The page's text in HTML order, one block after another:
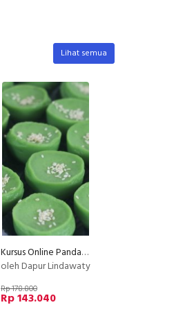
Lihat semua
Kursus Online Pandan Hejo Dapur Lindawaty PU
oleh Dapur Lindawaty
Rp 178.800
Rp 143.040